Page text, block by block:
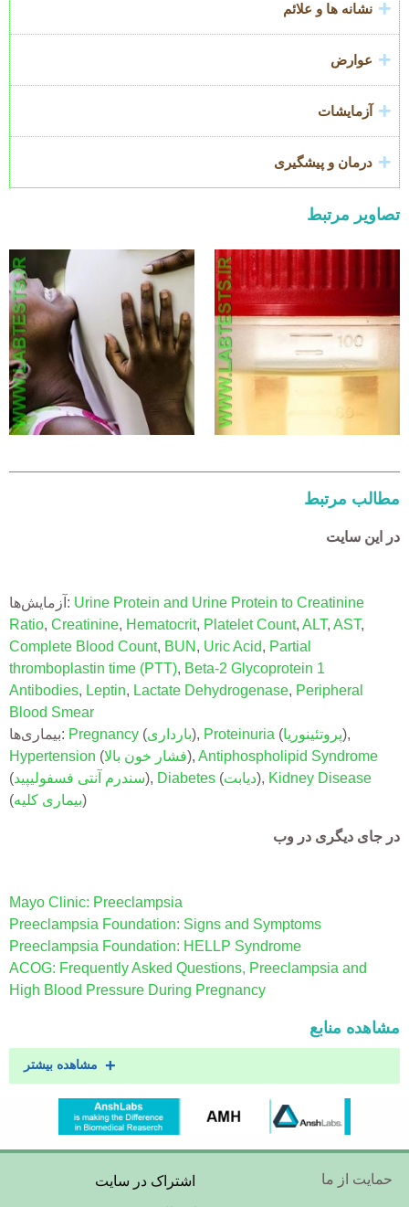
نشانه ها و علائم
عوارض
آزمایشات
درمان و پیشگیری
تصاویر مرتبط
مطالب مرتبط
در این سایت
آزمایش‌ها: Urine Protein and Urine Protein to Creatinine
Ratio, Creatinine, Hematocrit, Platelet Count, ALT, AST,
Complete Blood Count, BUN , Uric Acid, Partial
thromboplastin time (PTT), Beta-2 Glycoprotein 1
Antibodies, Leptin, Lactate Dehydrogenase, Peripheral
Blood Smear
بیماری‌ها: Pregnancy (بارداری), Proteinuria (پروتئینوریا),
Hypertension (فشار خون بالا), Antiphospholipid Syndrome
(سندرم آنتی فسفولیپید), Diabetes (دیابت), Kidney Disease
(بیماری کلیه)
در جای دیگری در وب
Mayo Clinic: Preeclampsia
Preeclampsia Foundation: Signs and Symptoms
Preeclampsia Foundation: HELLP Syndrome
ACOG: Frequently Asked Questions, Preeclampsia and
High Blood Pressure During Pregnancy
مشاهده منابع
مشاهده بیشتر
Footer
اشتراک در سایت حمایت از ما